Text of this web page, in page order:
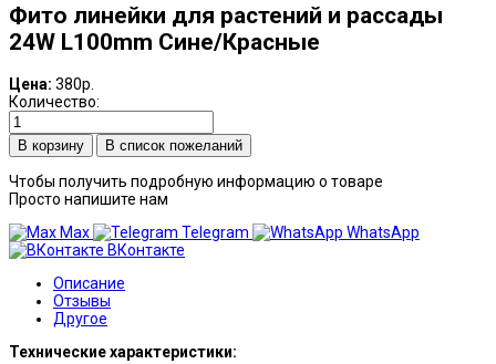
Фито линейки для растений и рассады
24W L100mm Сине/Красные
Цена: 380р.
Количество:
В список пожеланий
Чтобы получить подробную информацию о товаре
Просто напишите нам
Max
Telegram
WhatsApp
ВКонтакте
Описание
Отзывы
Другое
Технические характеристики: